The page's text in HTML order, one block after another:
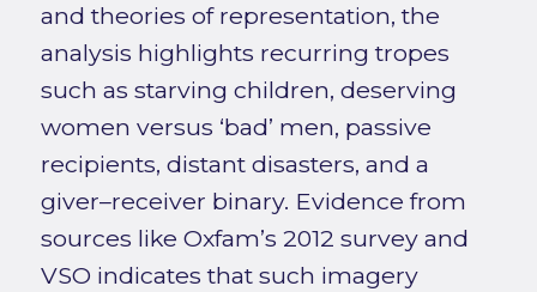
and theories of representation, the
analysis highlights recurring tropes
such as starving children, deserving
women versus ‘bad’ men, passive
recipients, distant disasters, and a
giver–receiver binary. Evidence from
sources like Oxfam’s 2012 survey and
VSO indicates that such imagery